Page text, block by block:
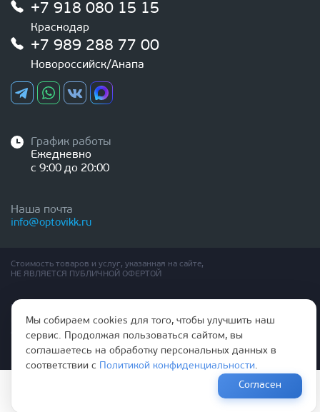
+7 918 080 15 15
Краснодар
+7 989 288 77 00
Новороссийск/Анапа
График работы
Ежедневно
с 9:00 до 20:00
Наша почта
info@optovikk.ru
Стоимость товаров и услуг, указанная на сайте,
НЕ ЯВЛЯЕТСЯ ПУБЛИЧНОЙ ОФЕРТОЙ
Правила эксплутации входных и межкомнатных дверей
Политика обработки персональных данных
Согласие на обработку персональных данных
Мы собираем cookies для того, чтобы улучшить наш
сервис. Продолжая пользоваться сайтом, вы
соглашаетесь на обработку персональных данных в
соответствии с
Политикой конфиденциальности.
Согласен